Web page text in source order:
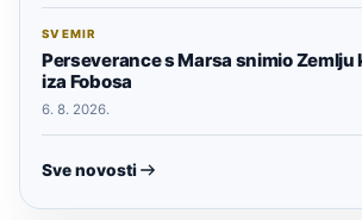
SVEMIR
Perseverance s Marsa snimio Zemlju
iza Fobosa
6. 8. 2026.
Sve novosti